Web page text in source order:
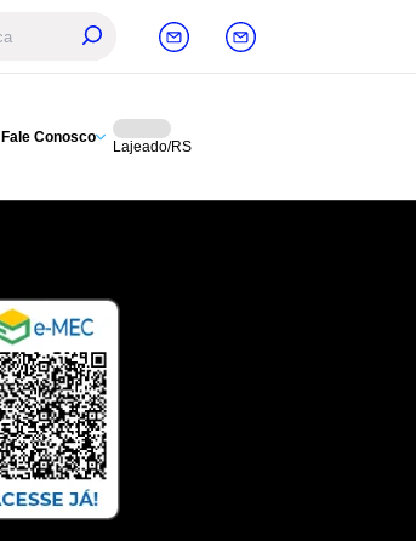
Fale Conosco
Lajeado/RS